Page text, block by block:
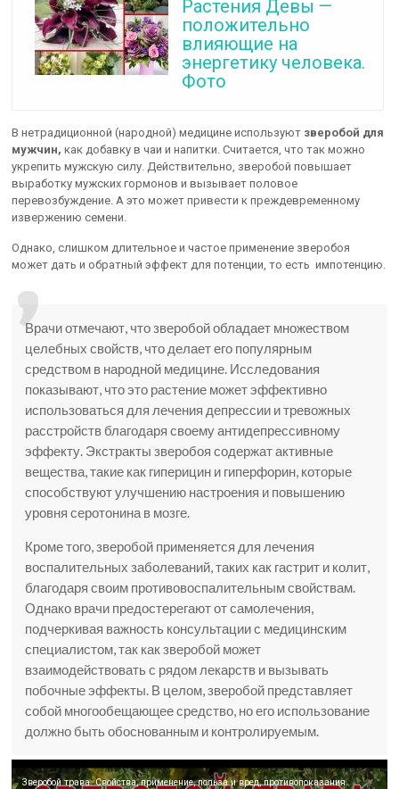
Растения Девы —
положительно
влияющие на
энергетику человека.
Фото
В нетрадиционной (народной) медицине используют зверобой для
мужчин,как добавку в чаи и напитки. Считается, что так можно
укрепить мужскую силу. Действительно, зверобой повышает
выработку мужских гормонов и вызывает половое
перевозбуждение. А это может привести к преждевременному
извержению семени.
Однако, слишком длительное и частое применение зверобоя
может дать и обратный эффект для потенции, то есть импотенцию.
Врачи отмечают, что зверобой обладает множеством
целебных свойств, что делает его популярным
средством в народной медицине. Исследования
показывают, что это растение может эффективно
использоваться для лечения депрессии и тревожных
расстройств благодаря своему антидепрессивному
эффекту. Экстракты зверобоя содержат активные
вещества, такие как гиперицин и гиперфорин, которые
способствуют улучшению настроения и повышению
уровня серотонина в мозге.
Кроме того, зверобой применяется для лечения
воспалительных заболеваний, таких как гастрит и колит,
благодаря своим противовоспалительным свойствам.
Однако врачи предостерегают от самолечения,
подчеркивая важность консультации с медицинским
специалистом, так как зверобой может
взаимодействовать с рядом лекарств и вызывать
побочные эффекты. В целом, зверобой представляет
собой многообещающее средство, но его использование
должно быть обоснованным и контролируемым.
Зверобой трава. Свойства, применение, польза и вред, противопоказания.